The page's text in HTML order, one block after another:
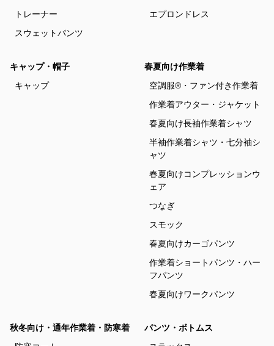
トレーナー
スウェットパンツ
エプロンドレス
キャップ・帽子
キャップ
春夏向け作業着
空調服®・ファン付き作業着
作業着アウター・ジャケット
春夏向け長袖作業着シャツ
半袖作業着シャツ・七分袖シ
ャツ
春夏向けコンプレッションウ
ェア
つなぎ
スモック
春夏向けカーゴパンツ
作業着ショートパンツ・ハー
フパンツ
春夏向けワークパンツ
秋冬向け・通年作業着・防寒着
パンツ・ボトムス